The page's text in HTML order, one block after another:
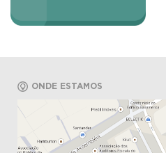
ONDE ESTAMOS